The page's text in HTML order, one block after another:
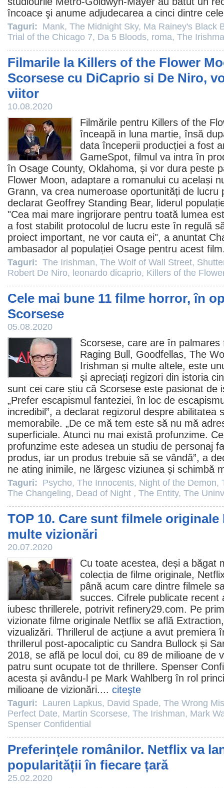
încoace şi anume adjudecarea a cinci dintre
Taguri: Mank, The Midnight Sky, Ma Rainey's Black
Trial of the Chicago 7, Da 5 Bloods, roma, The
Filmarile la Killers of the Flower
Scorsese cu DiCaprio si De Niro,
viitor
10.08.2020
Filmările pentru Killers of the
înceapă in luna martie, însă
data începerii producției a fost
GameSpot, filmul va intra în
în Osage County, Oklahoma, și vor dura peste
Flower Moon, adaptare a romanului cu același
Grann, va crea numeroase oportunități de lucru
declarat Geoffrey Standing Bear, liderul
"Cea mai mare ingrijorare pentru toată lumea
a fost stabilit protocolul de lucru este în regulă
proiect important, ne vor cauta ei", a anuntat
ambasador al populației Osage pentru acest film
Taguri: The Irishman, The Wolf of Wall Street,
Robert De Niro, leonardo dicaprio, Killers of the
Cele mai bune 11 filme horror, în
Scorsese
05.08.2020
Scorsese, care are în palmares
Raging Bull , Goodfellas, The
Irishman și multe altele, este
și apreciați regizori din istoria
sunt cei care știu că Scorsese este pasionat de
„Prefer escapismul fanteziei, în loc de
incredibil”, a declarat regizorul despre abilitatea
memorabile. „De ce mă tem este să nu mă
superficiale. Atunci nu mai există profunzime.
profunzime este adesea un studiu de personaj
produs, iar un produs trebuie să se vândă”, a
ne ating inimile, ne lărgesc viziunea și schimbă
Taguri: Psycho, The Innocents, Night of the Demon,
The Changeling, Dead of Night , The Entity, The
TOP 10. Care sunt filmele
multe vizionări
20.07.2020
Cu toate acestea, deși a băgat
colecția de filme originale,
până acum care dintre filmele
succes. Cifrele publicate recent
iubesc thrillerele, potrivit refinery29.com. Pe
vizionate filme originale Netflix se află Extraction
vizualizări. Thrillerul de acțiune a avut premiera
thrillerul post-apocaliptic cu Sandra Bullock și
2018, se află pe locul doi, cu 89 de milioane de
patru sunt ocupate tot de thrillere. Spenser
acesta și avându-l pe Mark Wahlberg în rol
milioane de vizionări.... citeşte
Taguri: Lauren Lapkus, David Spade, The Wrong
Perfect Date, Martin Scorsese, The Irishman, Mark
Spenser Confidential
Preferințele românilor. Netflix va
popularității în fiecare țară
25.02.2020